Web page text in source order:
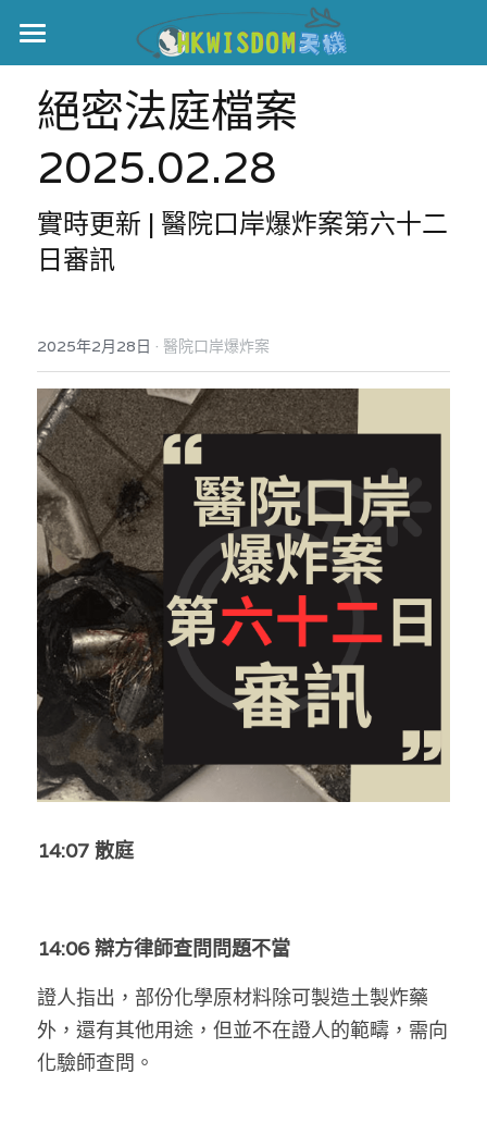
主頁
世界盃
伊美戰爭
黎智英案
正本清源•黎智英案
宏福火災
宏福苑聽證會
宏福火災正視聽
記錄．宏福苑火災
中國
國際
娛樂
反華推手你要知
反華推手懶人包
民主派騙案十式
反華推手起底
美西霸凌內幕
美西極權主義
真相直擊
KOL 專欄
林淑芳專欄
屈穎妍專欄
朱庭萱專欄
莫綺琪專欄
黃萬成專欄
高松傑專欄
林伯強專欄
馮煒光專欄
絕密法庭檔案
醫院口岸爆炸案
屠龍小隊案
黎智英案審訊
支聯會案
生活
吃喝玩指南
休閒好介紹
親子
關於我們
人才招聘
投稿熱線
支持讚助
條款及細則
關於我們
搜索
繁體中文
English
絕密法庭檔案
2025.02.28
實時更新 | 醫院口岸爆炸案第六十二
日審訊
2025年2月28日 · 醫院口岸爆炸案
14:07 散庭
14:06 辯方律師查問問題不當
證人指出，部份化學原材料除可製造土製炸藥
外，還有其他用途，但並不在證人的範疇，需向
化驗師查問。